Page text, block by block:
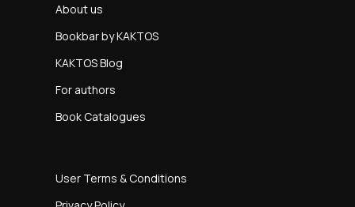
About us
Bookbar by KAKTOS
KAKTOS Blog
For authors
Book Catalogues
User Terms & Conditions